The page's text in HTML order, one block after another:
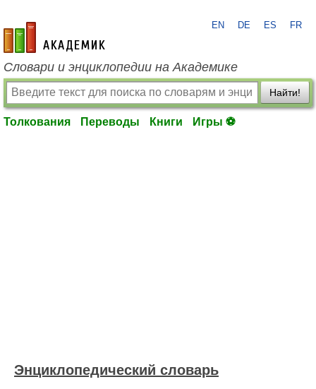
academic.ru
EN DE ES FR
Словари и энциклопедии на Академике
Найти!
Толкования Переводы Книги Игры ⚽
Энциклопедический словарь